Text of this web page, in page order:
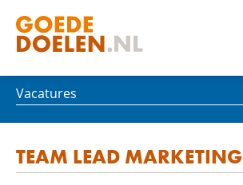
Vacatures
TEAM LEAD MARKETING